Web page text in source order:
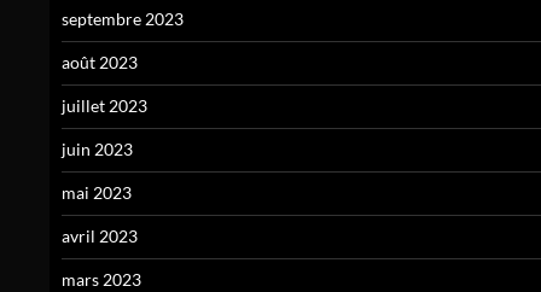
septembre 2023
août 2023
juillet 2023
juin 2023
mai 2023
avril 2023
mars 2023